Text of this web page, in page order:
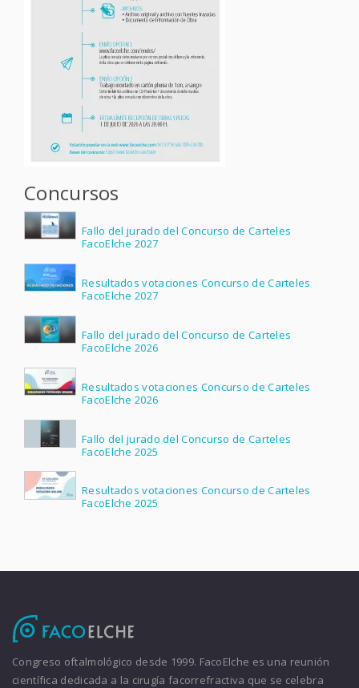
Concursos
Fallo del jurado del Concurso de Carteles
FacoElche 2027
Resultados votaciones Concurso de Carteles
FacoElche 2027
Fallo del jurado del Concurso de Carteles
FacoElche 2026
Resultados votaciones Concurso de Carteles
FacoElche 2026
Fallo del jurado del Concurso de Carteles
FacoElche 2025
Resultados votaciones Concurso de Carteles
FacoElche 2025
Congreso oftalmológico desde 1999. FacoElche es una reunión
científica dedicada a la cirugía facorrefractiva que se celebra